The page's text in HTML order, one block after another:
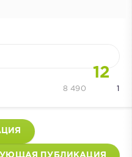
12
1
8 490
ПУБЛИКАЦИЯ